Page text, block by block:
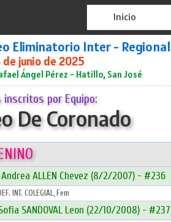
Inicio
Eliminatorio Inter -
de junio de 2025
Ángel Pérez - Hatillo, San José
por Equipo:
De Coronado
ALLEN Chevez (8/2/2007) - #236
INT. COLEGIAL, Fem
SANDOVAL Leon (22/10/2008) - #237